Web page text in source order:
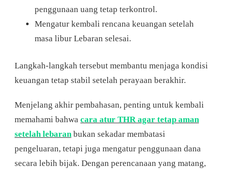
penggunaan uang tetap terkontrol.
Mengatur kembali rencana keuangan setelah
masa libur Lebaran selesai.
Langkah-langkah tersebut membantu menjaga kondisi
keuangan tetap stabil setelah perayaan berakhir.
Menjelang akhir pembahasan, penting untuk kembali
memahami bahwa cara atur THR agar tetap aman
setelah lebaranbukan sekadar membatasi
pengeluaran, tetapi juga mengatur penggunaan dana
secara lebih bijak. Dengan perencanaan yang matang,